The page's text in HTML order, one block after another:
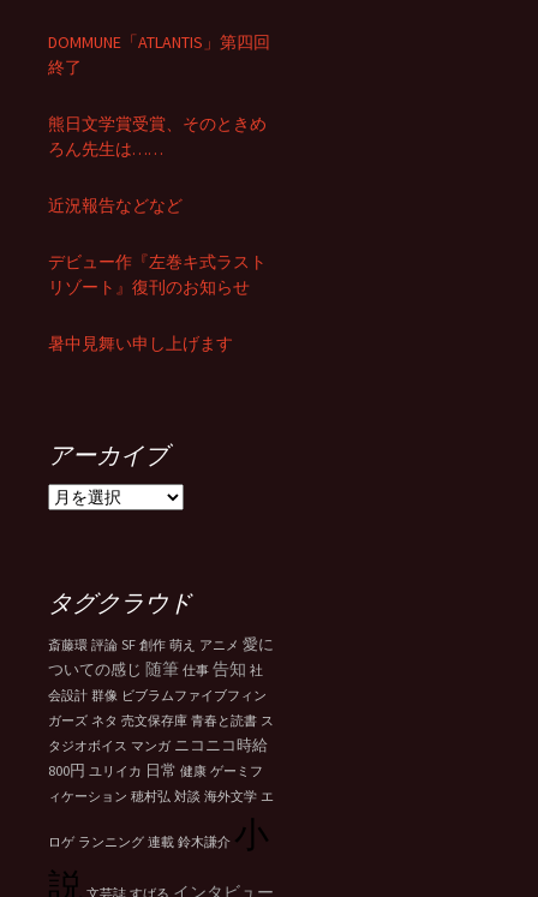
DOMMUNE「ATLANTIS」第四回
終了
熊日文学賞受賞、そのときめ
ろん先生は……
近況報告などなど
デビュー作『左巻キ式ラスト
リゾート』復刊のお知らせ
暑中見舞い申し上げます
アーカイブ
ア
ブ
タグクラウド
斎藤環 評論 SF 創作 萌え アニメ 愛に
ついての感じ 随筆 仕事 告知 社
会設計 群像 ビブラムファイブフィン
ガーズ ネタ 売文保存庫 青春と読書 ス
タジオボイス マンガ ニコニコ時給
800円 ユリイカ 日常 健康 ゲーミフ
ィケーション 穂村弘 対談 海外文学 エ
ロゲ ランニング 連載 鈴木謙介 小
説
インタビュー